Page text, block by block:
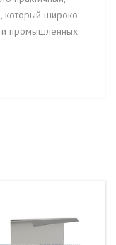
который широко
и промышленных